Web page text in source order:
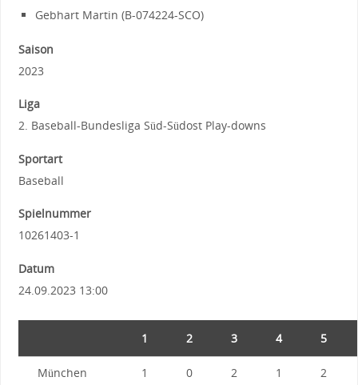
Gebhart Martin (B-074224-SCO)
Saison
2023
Liga
2. Baseball-Bundesliga Süd-Südost Play-downs
Sportart
Baseball
Spielnummer
10261403-1
Datum
24.09.2023 13:00
1 2 3 4 5
München
1 0 2 1 2